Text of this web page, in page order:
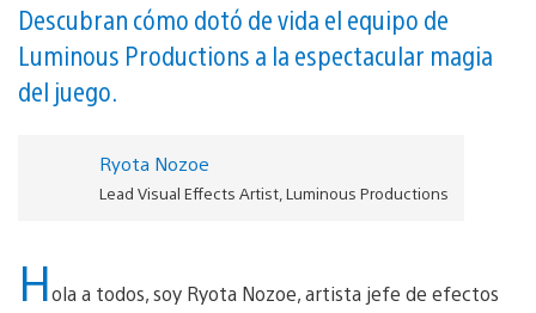
Descubran cómo dotó de vida el equipo de
Luminous Productions a la espectacular magia
del juego.
Ryota Nozoe
Lead Visual Effects Artist, Luminous Productions
Hola a todos, soy Ryota Nozoe, artista jefe de efectos